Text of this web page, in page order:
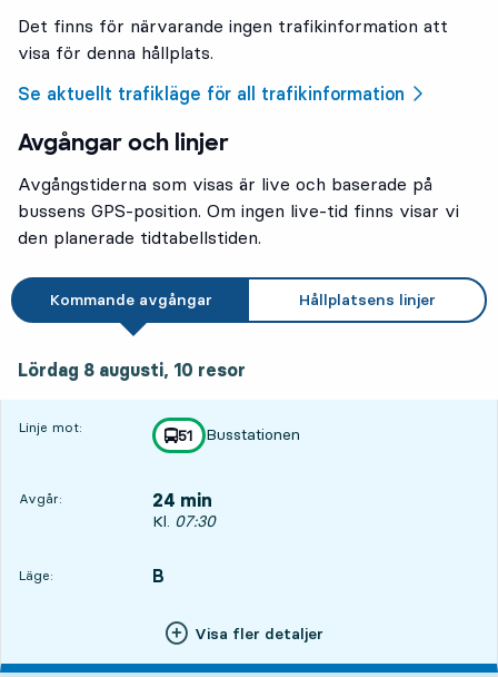
Det finns för närvarande ingen trafikinformation att
visa för denna hållplats.
Se aktuellt trafikläge för all trafikinformation
Avgångar och linjer
Avgångstiderna som visas är live och baserade på
bussens GPS-position. Om ingen live-tid finns visar vi
den planerade tidtabellstiden.
Kommande avgångar Hållplatsens linjer
Lördag 8 augusti, 10 resor
Linje mot: linje
51
mot
Busstationen
,
Avgår: 24 min
Avgår, Kl. 07:30, om 24 min
Kl. 07:30
Läge:
LÄGE, B
,
Visa fler detaljer